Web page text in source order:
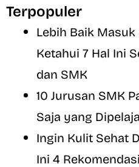
Terpopuler
Lebih Baik Masuk
Ketahui 7 Hal Ini
dan SMK
10 Jurusan SMK
Saja yang
Ingin Kulit Sehat
Ini 4